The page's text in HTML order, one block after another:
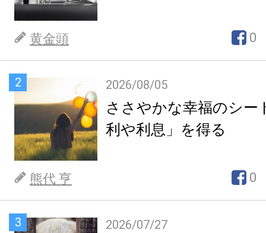
黄金頭 0
2 2026/08/05
ささやかな幸福のシー
利や利息」を得る
熊代 亨 0
3 2026/07/27